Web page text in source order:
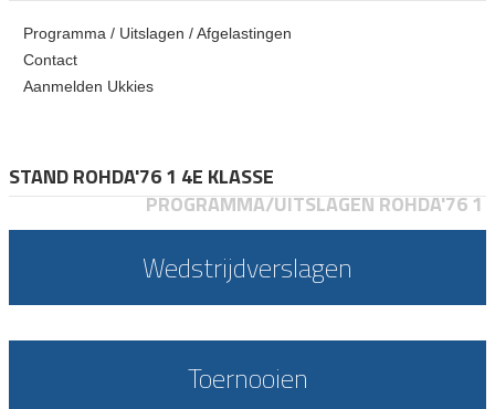
Programma / Uitslagen / Afgelastingen
Contact
Aanmelden Ukkies
STAND ROHDA'76 1 4E KLASSE
PROGRAMMA/UITSLAGEN ROHDA'76 1
Wedstrijdverslagen
Toernooien